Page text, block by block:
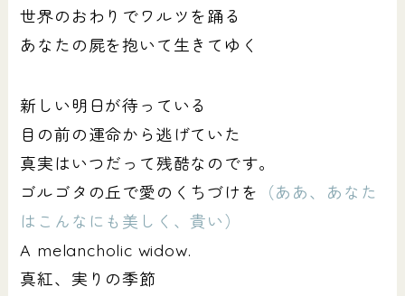
世界のおわりでワルツを踊る
あなたの屍を抱いて生きてゆく
新しい明日が待っている
目の前の運命から逃げていた
真実はいつだって残酷なのです。
ゴルゴタの丘で愛のくちづけを
（ああ、あなた
はこんなにも美しく、貴い）
A melancholic widow.
真紅、実りの季節